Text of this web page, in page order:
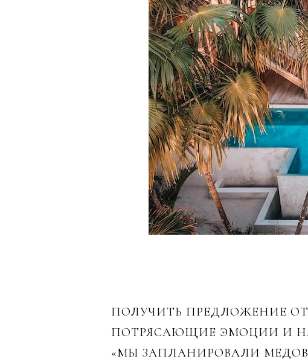
ПОЛУЧИТЬ ПРЕДЛОЖЕНИЕ
ПОТРЯСАЮЩИЕ ЭМОЦИИ И
«МЫ ЗАПЛАНИРОВАЛИ